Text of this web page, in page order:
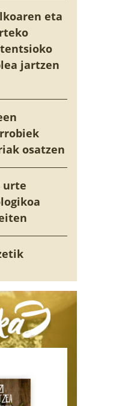
eta
jartzen
osatzen
urte